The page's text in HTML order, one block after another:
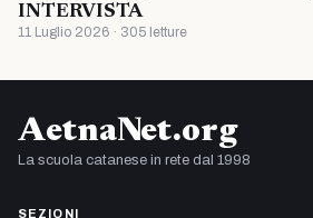
INTERVISTA
11 Luglio 2026 · 305 letture
AetnaNet.org
La scuola catanese in rete dal 1998
SEZIONI